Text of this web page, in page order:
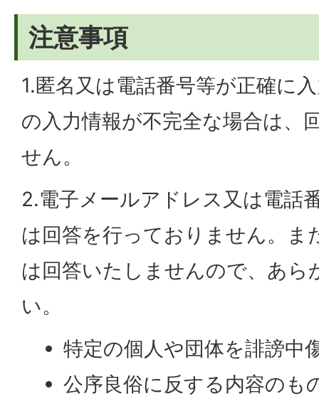
注意事項
1.匿名又は電話番号等が正確に
の入力情報が不完全な場合は、
せん。
2.電子メールアドレス又は電話
は回答を行っておりません。ま
は回答いたしませんので、あら
い。
特定の個人や団体を誹謗中
公序良俗に反する内容のも